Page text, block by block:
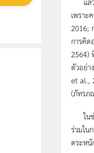
เพราะ
2016;
การคิด
2564)
ตัวอย่า
et al.,
(ภัทรภ
ในช่
ร่วมใน
ตระหนั